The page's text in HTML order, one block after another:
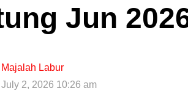
Jun
Majalah Labur
July 2, 2026 10:26 am